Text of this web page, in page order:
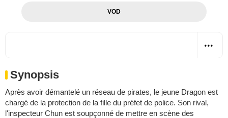
VOD
Synopsis
Après avoir démantelé un réseau de pirates, le jeune Dragon est
chargé de la protection de la fille du préfet de police. Son rival,
l'inspecteur Chun est soupçonné de mettre en scène des